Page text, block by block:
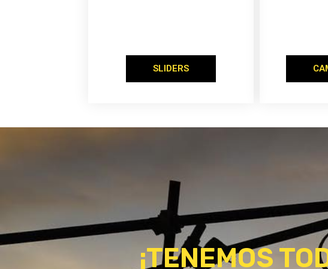
SLIDERS
¡TENEMOS